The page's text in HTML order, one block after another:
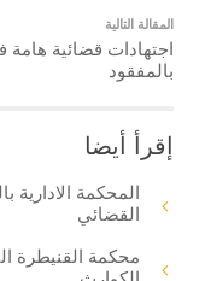
المقالة التالية
بالمفقود
إقرأ أيضا
المحكمة الادارية
القضائي
محكمة القنيطرة